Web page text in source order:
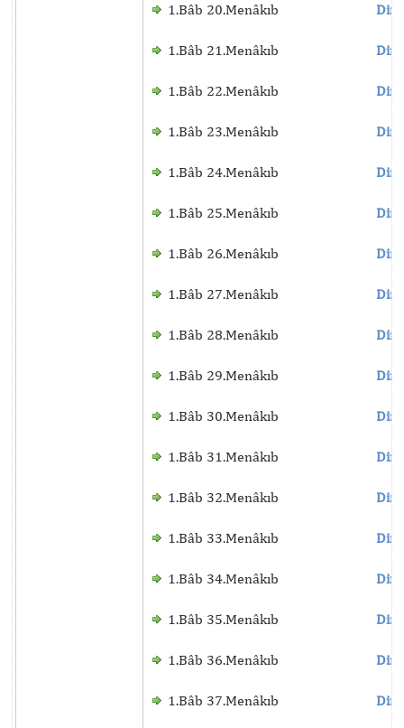
1.Bâb 20.Menâkıb
1.Bâb 21.Menâkıb
1.Bâb 22.Menâkıb
1.Bâb 23.Menâkıb
1.Bâb 24.Menâkıb
1.Bâb 25.Menâkıb
1.Bâb 26.Menâkıb
1.Bâb 27.Menâkıb
1.Bâb 28.Menâkıb
1.Bâb 29.Menâkıb
1.Bâb 30.Menâkıb
1.Bâb 31.Menâkıb
1.Bâb 32.Menâkıb
1.Bâb 33.Menâkıb
1.Bâb 34.Menâkıb
1.Bâb 35.Menâkıb
1.Bâb 36.Menâkıb
1.Bâb 37.Menâkıb